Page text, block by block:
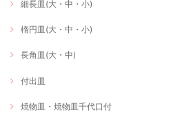
細長皿(大・中・小)
楕円皿(大・中・小)
長角皿(大・中)
付出皿
焼物皿・焼物皿千代口付